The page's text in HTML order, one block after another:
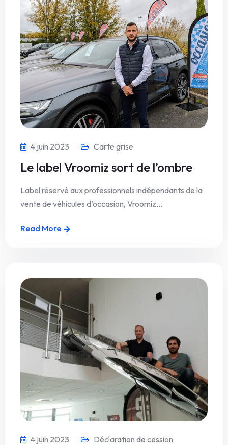
4 juin 2023 Carte grise
Le label Vroomiz sort de l’ombre
Label réservé aux professionnels indépendants de la
vente de véhicules d’occasion, Vroomiz…
Read More
4 juin 2023 Déclaration de cession